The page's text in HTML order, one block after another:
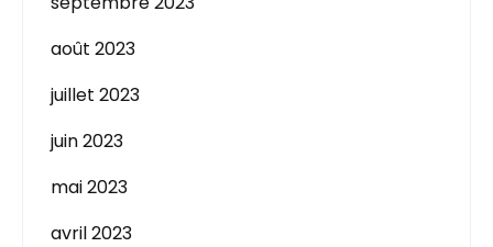
août 2023
juillet 2023
juin 2023
mai 2023
avril 2023